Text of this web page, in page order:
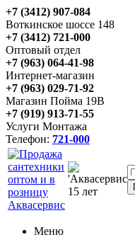
+7 (3412) 907-084
Воткинское шоссе 148
+7 (3412) 721-000
Оптовый отдел
+7 (963) 064-41-98
Интернет-магазин
+7 (963) 029-71-92
Магазин Пойма 19В
+7 (919) 913-71-55
Услуги Монтажа
Телефон: 721-000
Меню